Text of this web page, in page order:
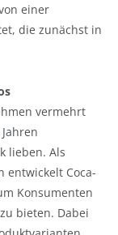
einer
die zunächst in
vermehrt
lieben. Als
entwickelt Coca-
Konsumenten
bieten. Dabei